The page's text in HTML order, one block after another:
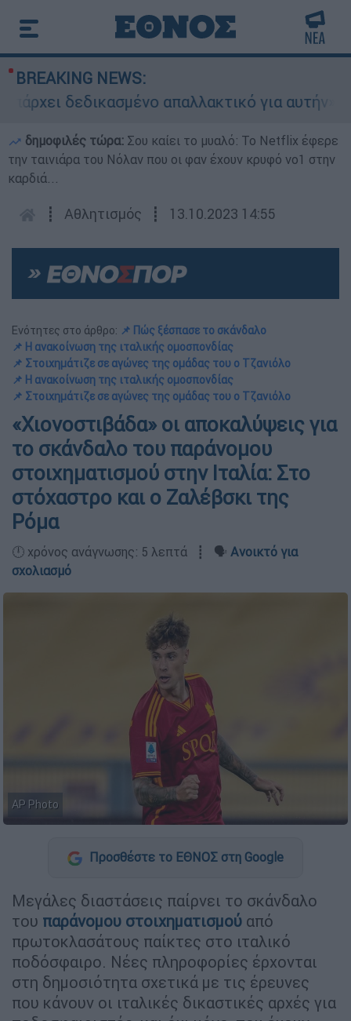
BREAKING NEWS:
δεδικασμένο απαλλακτικό για αυτήν»: Τι
δημοφιλές τώρα: Σου καίει το μυαλό: Το Netflix έφερε
την ταινιάρα του Νόλαν που οι φαν έχουν κρυφό νο1 στην
καρδιά...
┋ Αθλητισμός ┋ 13.10.2023 14:55
Ενότητες στο άρθρο: 📌 Πώς ξέσπασε το σκάνδαλο
📌 Η ανακοίνωση της ιταλικής ομοσπονδίας
📌 Στοιχημάτιζε σε αγώνες της ομάδας του ο Τζανιόλο
📌 Η ανακοίνωση της ιταλικής ομοσπονδίας
📌 Στοιχημάτιζε σε αγώνες της ομάδας του ο Τζανιόλο
«Χιονοστιβάδα» οι αποκαλύψεις για
το σκάνδαλο του παράνομου
στοιχηματισμού στην Ιταλία: Στο
στόχαστρο και ο Ζαλέβσκι της
Ρόμα
🕛 χρόνος ανάγνωσης: 5 λεπτά ┋ 🗣️ Ανοικτό για
σχολιασμό
AP Photo
Προσθέστε το ΕΘΝΟΣ στη Google
Μεγάλες διαστάσεις παίρνει το σκάνδαλο
του παράνομου στοιχηματισμού από
πρωτοκλασάτους παίκτες στο ιταλικό
ποδόσφαιρο. Νέες πληροφορίες έρχονται
στη δημοσιότητα σχετικά με τις έρευνες
που κάνουν οι ιταλικές δικαστικές αρχές για